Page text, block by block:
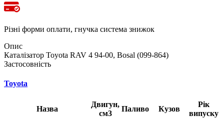
Різні форми оплати, гнучка система знижок
Опис
Каталізатор Toyota RAV 4 94-00, Bosal (099-864)
Застосовність
Toyota
Назва
Двигун,
см3
Паливо Кузов
Рік
випуску